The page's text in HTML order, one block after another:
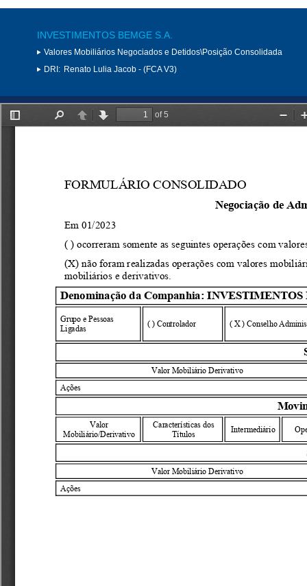
INVESTIMENTOS BEMGE S.A.
Valores Mobiliários Negociados e Detidos\Posição Consolidada
DRI: Renato Lulia Jacob - (FCA V3)